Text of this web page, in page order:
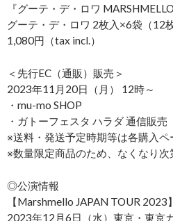
『グーテ・デ・ロワ
グーテ・デ・ロワ 2枚入×6袋（12
1,080円（tax incl.）
＜先行EC（通販）販売＞
2023年11月20日（月） 12時～
・mu-mo SHOP
・ガトーフェスタ ハラダ 通信販売
※送料・発送予定時期等は各購入ペ
※数量限定商品のため、なくなり次
◎公演情報
【Marshmello JAPAN TOUR 2023】
2023年12月6日（水）東京・東京